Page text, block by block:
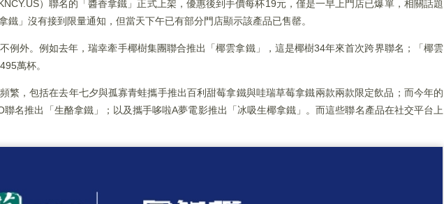
）聯名的「醬香拿鐵」正式上架，優惠後到手價每杯19元，僅是一早上門店已爆單，相關話題
」沒有接到限量通知，但當天下午已有部分門店顯示該產品已售罄。
例外。例如去年，瑞幸牽手椰樹集團聯合推出「椰雲拿鐵」，這是椰樹34年來首次跨界聯名；「椰雲
萬杯。
繁，包括在去年七夕與孤寡青蛙攜手推出百利甜莓拿鐵與哇瑞草莓拿鐵兩款兩款限定飲品；而今年的
名推出「生酪拿鐵」；以及攜手哆啦A夢電影推出「冰吸生椰拿鐵」。而這些聯名產品在社交平台上